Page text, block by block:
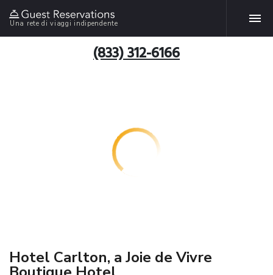
Una rete di viaggi indipendente
(833) 312-6166
Hotel Carlton, a Joie de Vivre